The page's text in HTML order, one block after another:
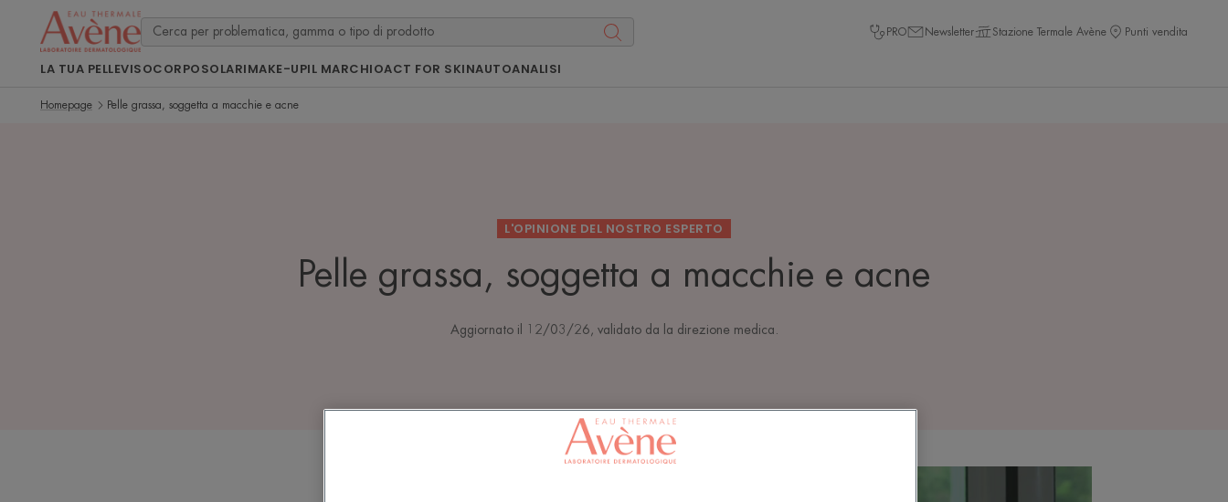
PRO Newsletter Stazione Termale Avène Punti vendita
LA TUA PELLEVISOCORPOSOLARIMAKE-UPIL MARCHIOACT FOR SKINAUTOANALISI
Homepage Pelle grassa, soggetta a macchie e acne
L'OPINIONE DEL NOSTRO ESPERTO
Pelle grassa, soggetta a macchie e acne
Aggiornato il 12/03/26 , validato da la direzione medica